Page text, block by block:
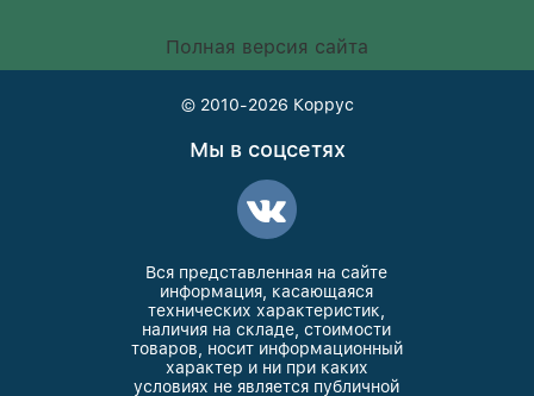
Полная версия сайта
© 2010-2026 Коррус
Мы в соцсетях
Вся представленная на сайте
информация, касающаяся
технических характеристик,
наличия на складе, стоимости
товаров, носит информационный
характер и ни при каких
условиях не является публичной